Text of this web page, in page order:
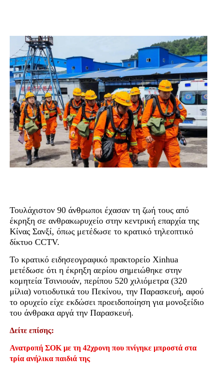
Τουλάχιστον 90 άνθρωποι έχασαν τη ζωή τους από
έκρηξη σε ανθρακωρυχείο στην κεντρική επαρχία της
Κίνας Σανξί, όπως μετέδωσε το κρατικό τηλεοπτικό
δίκτυο CCTV.
Το κρατικό ειδησεογραφικό πρακτορείο Xinhua
μετέδωσε ότι η έκρηξη αερίου σημειώθηκε στην
κομητεία Τσινιουάν, περίπου 520 χιλιόμετρα (320
μίλια) νοτιοδυτικά του Πεκίνου, την Παρασκευή, αφού
το ορυχείο είχε εκδώσει προειδοποίηση για μονοξείδιο
του άνθρακα αργά την Παρασκευή.
Δείτε επίσης:
Ανατροπή ΣΟΚ με τη 42χρονη που πνίγηκε μπροστά στα
τρία ανήλικα παιδιά της